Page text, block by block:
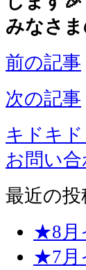
みなさ
前の記事
次の記事
キドキ
お問い
最近の投
★8月
★7月